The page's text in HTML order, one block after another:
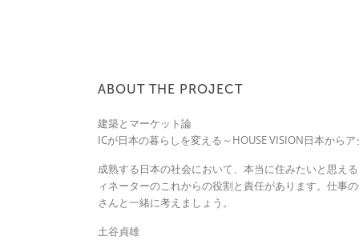
ABOUT THE PROJECT
建築とマーケット論
ICが日本の暮らしを変える～HOUSE VISION日本から
成熟する日本の社会において、本当に住みたいと思え
ィネーターのこれからの役割と責任があります。仕事
さんと一緒に考えましょう。
土谷貞雄